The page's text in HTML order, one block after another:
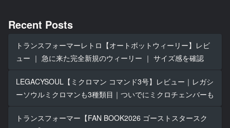
Recent Posts
トランスフォーマーレトロ【オートボットウィーリー】レビ
ュー ｜ 急に来た完全新規のウィーリー ｜ サイズ感を確認
LEGACYSOUL【ミクロマン コマンド3号】レビュー｜レガシ
ーソウルミクロマンも3種類目｜ついでにミクロチェンバーも
トランスフォーマー【FAN BOOK2026 ゴーストスタースク